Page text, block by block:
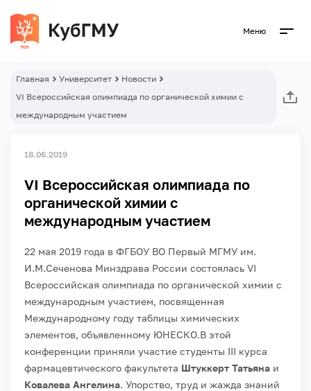
Меню
Главная Университет
Новости
VI Всероссийская олимпиада по органической химии с
международным участием
18.06.2019
VI Всероссийская олимпиада по
органической химии с
международным участием
22 мая 2019 года в ФГБОУ ВО Первый МГМУ им.
И.М.Сеченова Минздрава России состоялась VI
Всероссийская олимпиада по органической химии с
международным участием, посвященная
Международному году таблицы химических
элементов, объявленному ЮНЕСКО.В этой
конференции приняли участие студенты III курса
фармацевтического факультета Штуккерт Татьяна и
Ковалева Ангелина. Упорство, труд и жажда знаний